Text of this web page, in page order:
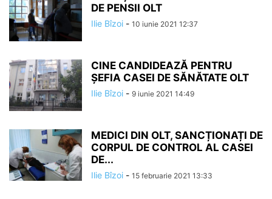
DE PENSII OLT
Ilie Bîzoi - 10 iunie 2021 12:37
CINE CANDIDEAZĂ PENTRU
ȘEFIA CASEI DE SĂNĂTATE OLT
Ilie Bîzoi - 9 iunie 2021 14:49
MEDICI DIN OLT, SANCȚIONAȚI DE
CORPUL DE CONTROL AL CASEI
DE...
Ilie Bîzoi - 15 februarie 2021 13:33